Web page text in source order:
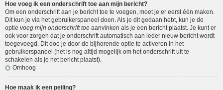
Hoe voeg ik een onderschrift toe aan mijn bericht?
Om een onderschrift aan je bericht toe te voegen, moet je er eerst één maken.
Dit kun je via het gebruikerspaneel doen. Als je dit gedaan hebt, kun je de
optie voeg mijn onderschrift toe aanvinken als je een bericht plaatst. Je kunt er
ook voor zorgen dat je onderschrift automatisch aan ieder nieuw bericht wordt
toegevoegd. Dit doe je door de bijhorende optie te activeren in het
gebruikerspaneel (het is nog altijd mogelijk om het onderschrift uit te
schakelen als je het bericht plaatst).
Omhoog
Hoe maak ik een peiling?